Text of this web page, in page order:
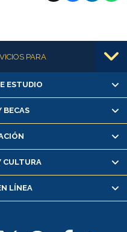
PARA
os
línea
de asignaturas
de notas
y dental
alumnos
ESTUDIO
BECAS
CULTURA
LÍNEA